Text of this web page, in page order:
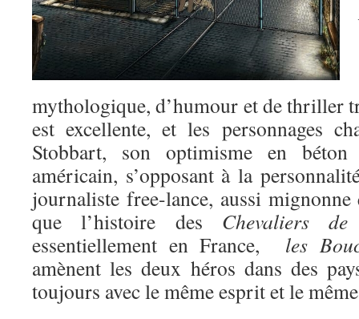
mythologique, d’humour et de thriller
est excellente, et les personnages
Stobbart, son optimisme en
américain, s’opposant à la
journaliste free-lance, aussi
que l’histoire des Chevaliers de
essentiellement en France,
les
amènent les deux héros dans des
toujours avec le même esprit et le